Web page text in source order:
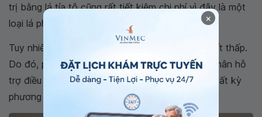
trị bằng lá tía tô cũng rất tiết kiệm chi phí vì đây là một
loại lá phổ biến và có giá thành rẻ.
Tuy nhiên, nhược điểm của lá này là dược tính rất thấp.
Do đó, phương pháp này chỉ có thể giúp bệnh nhân hỗ
trợ điều trị phần nào chứ không thay thế được bất kỳ
phương pháp nào khác.
×